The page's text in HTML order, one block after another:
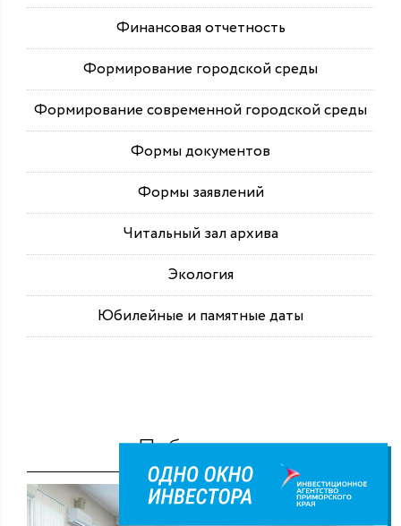
Финансовая отчетность
Формирование городской среды
Формирование современной городской среды
Формы документов
Формы заявлений
Читальный зал архива
Экология
Юбилейные и памятные даты
Публикации